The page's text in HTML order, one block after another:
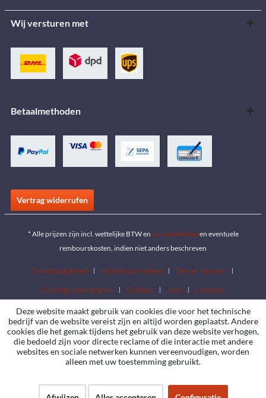
Wij versturen met
Betaalmethoden
Vertrag widerrufen
* Alle prijzen zijn incl. wettelijke BTW en verzendkosten en eventuele
rembourskosten, indien niet anders beschreven
Downloadgebied Handelaar zoeken
Dealer worden
Catalogi downloaden
Contact Jobs Locaties
Deze website maakt gebruik van cookies die voor het technische
bedrijf van de website vereist zijn en altijd worden geplaatst. Andere
cookies die het gemak tijdens het gebruik van deze website verhogen,
die bedoeld zijn voor directe reclame of die interactie met andere
websites en sociale netwerken kunnen vereenvoudigen, worden
alleen met uw toestemming gebruikt.